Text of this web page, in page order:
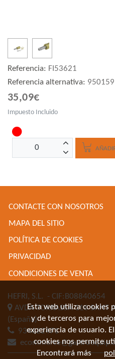
Referencia: FI53621
Referencia alternativa:
35,09€
Impuesto Incluido
CONTACTE CON NOSOTROS
MAPA DEL SITIO
POLÍTICA DE COOKIES
PRIVACIDAD
CONDICIONES DE VENTA
HEFRI, S.L. - CIF:B08840654
AVDA TORRASSA 116SANT
(España)
934622471
Esta web utiliza cookies
y de terceros para
experiencia de usuario.
cookies nos permite
Encontrará más